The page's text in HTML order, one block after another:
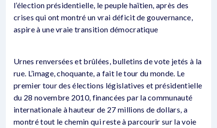
l’élection présidentielle, le peuple haïtien, après des
crises qui ont montré un vrai déficit de gouvernance,
aspire à une vraie transition démocratique
Urnes renversées et brûlées, bulletins de vote jetés à la
rue. L’image, choquante, a fait le tour du monde. Le
premier tour des élections législatives et présidentielle
du 28 novembre 2010, financées par la communauté
internationale à hauteur de 27 millions de dollars, a
montré tout le chemin qui reste à parcourir sur la voie